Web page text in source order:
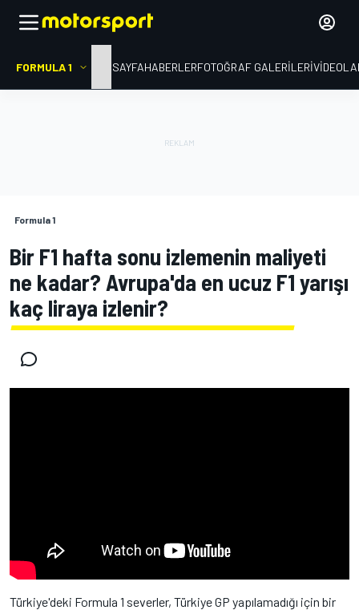
FORMULA 1 ANA SAYFAHABERLERFOTOĞRAF GALERILERI
Formula 1
Bir F1 hafta sonu izlemenin maliyeti
ne kadar? Avrupa'da en ucuz F1 yarışı
kaç liraya izlenir?
Türkiye'deki Formula 1 severler, Türkiye GP yapılamadığı için bir